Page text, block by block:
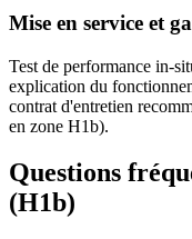
Mise en service et
Test de performance in-
explication du
contrat d'entretien
en zone H1b).
Questions
(H1b)